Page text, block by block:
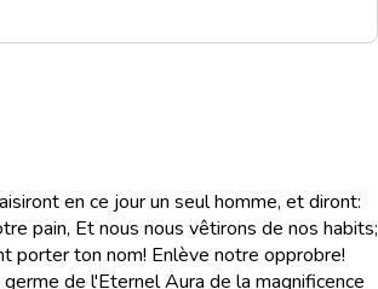
en ce jour un seul homme, et diront:
pain, Et nous nous vêtirons de nos habits;
porter ton nom! Enlève notre opprobre!
de l'Eternel Aura de la magnificence